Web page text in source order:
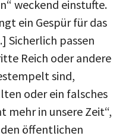
weckend einstufte.
ein Gespür für das
Sicherlich passen
Reich oder andere
sind,
oder ein falsches
mehr in unsere Zeit“,
öffentlichen